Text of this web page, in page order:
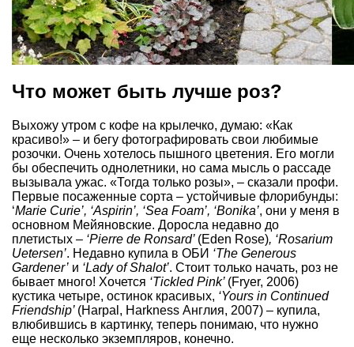
Что может быть лучше роз?
Выхожу утром с кофе на крылечко, думаю: «Как
красиво!» – и бегу фотографировать свои любимые
розочки. Очень хотелось пышного цветения. Его могли
бы обеспечить однолетники, но сама мысль о рассаде
вызывала ужас. «Тогда только розы», – сказали профи.
Первые посаженные сорта – устойчивые флорибунды:
‘Marie Curie’, ‘Aspirin’, ‘Sea Foam’, ‘Bonika’, они у меня в
основном Мейяновские. Доросла недавно до
плетистых – ‘Pierre de Ronsard’ (Eden Rose), ‘Rosarium
Uetersen’. Недавно купила в ОБИ ‘The Generous
Gardener’ и ‘Lady of Shalot’. Стоит только начать, роз не
бывает много! Хочется ‘Tickled Pink’ (Fryer, 2006)
кустика четыре, остинок красивых, ‘Yours in Continued
Friendship’ (Harpal, Harkness Англия, 2007) – купила,
влюбившись в картинку, теперь понимаю, что нужно
еще несколько экземпляров, конечно.